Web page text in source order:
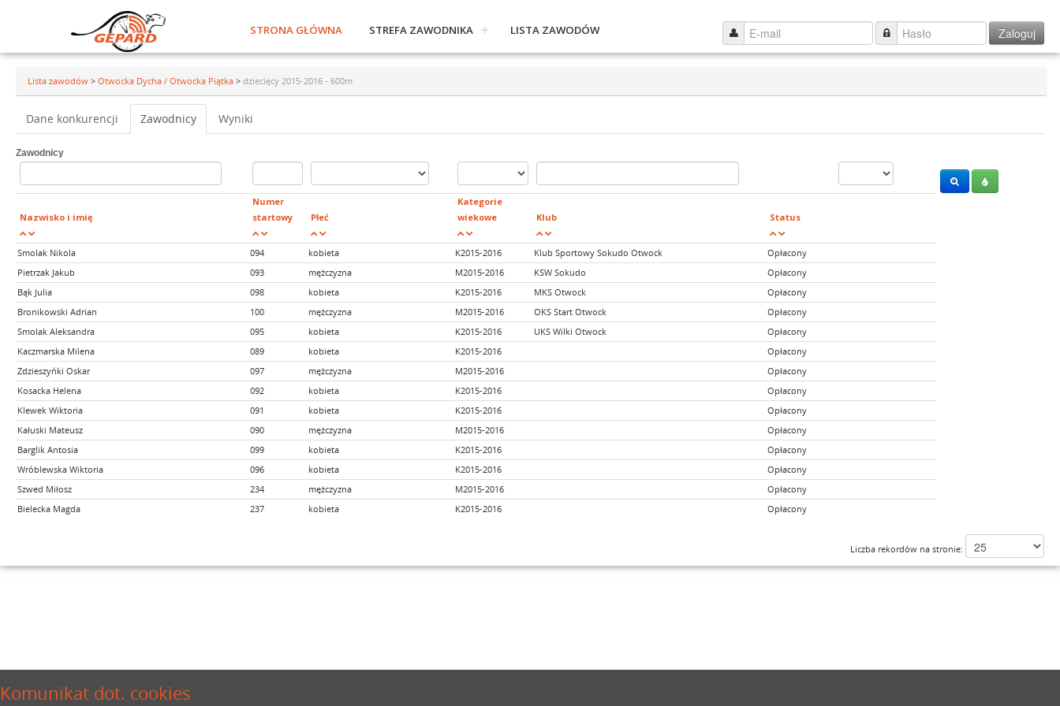
Komunikat dot. cookies
Zaloguj
STRONA GŁÓWNA STREFA ZAWODNIKA LISTA ZAWODÓW
Lista zawodów > Otwocka Dycha / Otwocka Piątka > dziecięcy 2015-2016 - 600m
Dane konkurencji Zawodnicy Wyniki
Zawodnicy
Nazwisko i imię
Numer
startowy
Płeć
Kategorie
wiekowe
Klub Status
Smolak Nikola 094 kobieta K2015-2016 Klub Sportowy Sokudo Otwock
Opłacony
Pietrzak Jakub
093 mężczyzna M2015-2016 KSW Sokudo
Opłacony
Bąk Julia
098 kobieta K2015-2016 MKS Otwock
Opłacony
Bronikowski Adrian
100 mężczyzna M2015-2016 OKS Start Otwock
Opłacony
Smolak Aleksandra
095 kobieta K2015-2016 UKS Wilki Otwock
Opłacony
Kaczmarska Milena
089 kobieta K2015-2016
Opłacony
Zdzieszyńki Oskar
097 mężczyzna M2015-2016
Opłacony
Kosacka Helena
092 kobieta K2015-2016
Opłacony
Klewek Wiktoria
091 kobieta K2015-2016
Opłacony
Kałuski Mateusz
090 mężczyzna M2015-2016
Opłacony
Barglik Antosia
099 kobieta K2015-2016
Opłacony
Wróblewska Wiktoria
096 kobieta K2015-2016
Opłacony
Szwed Miłosz
234 mężczyzna M2015-2016
Opłacony
Bielecka Magda
237 kobieta K2015-2016 Opłacony
Liczba rekordów na stronie: